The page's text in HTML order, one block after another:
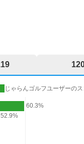
じゃらんゴルフユーザーのス
60.3%
52.9%